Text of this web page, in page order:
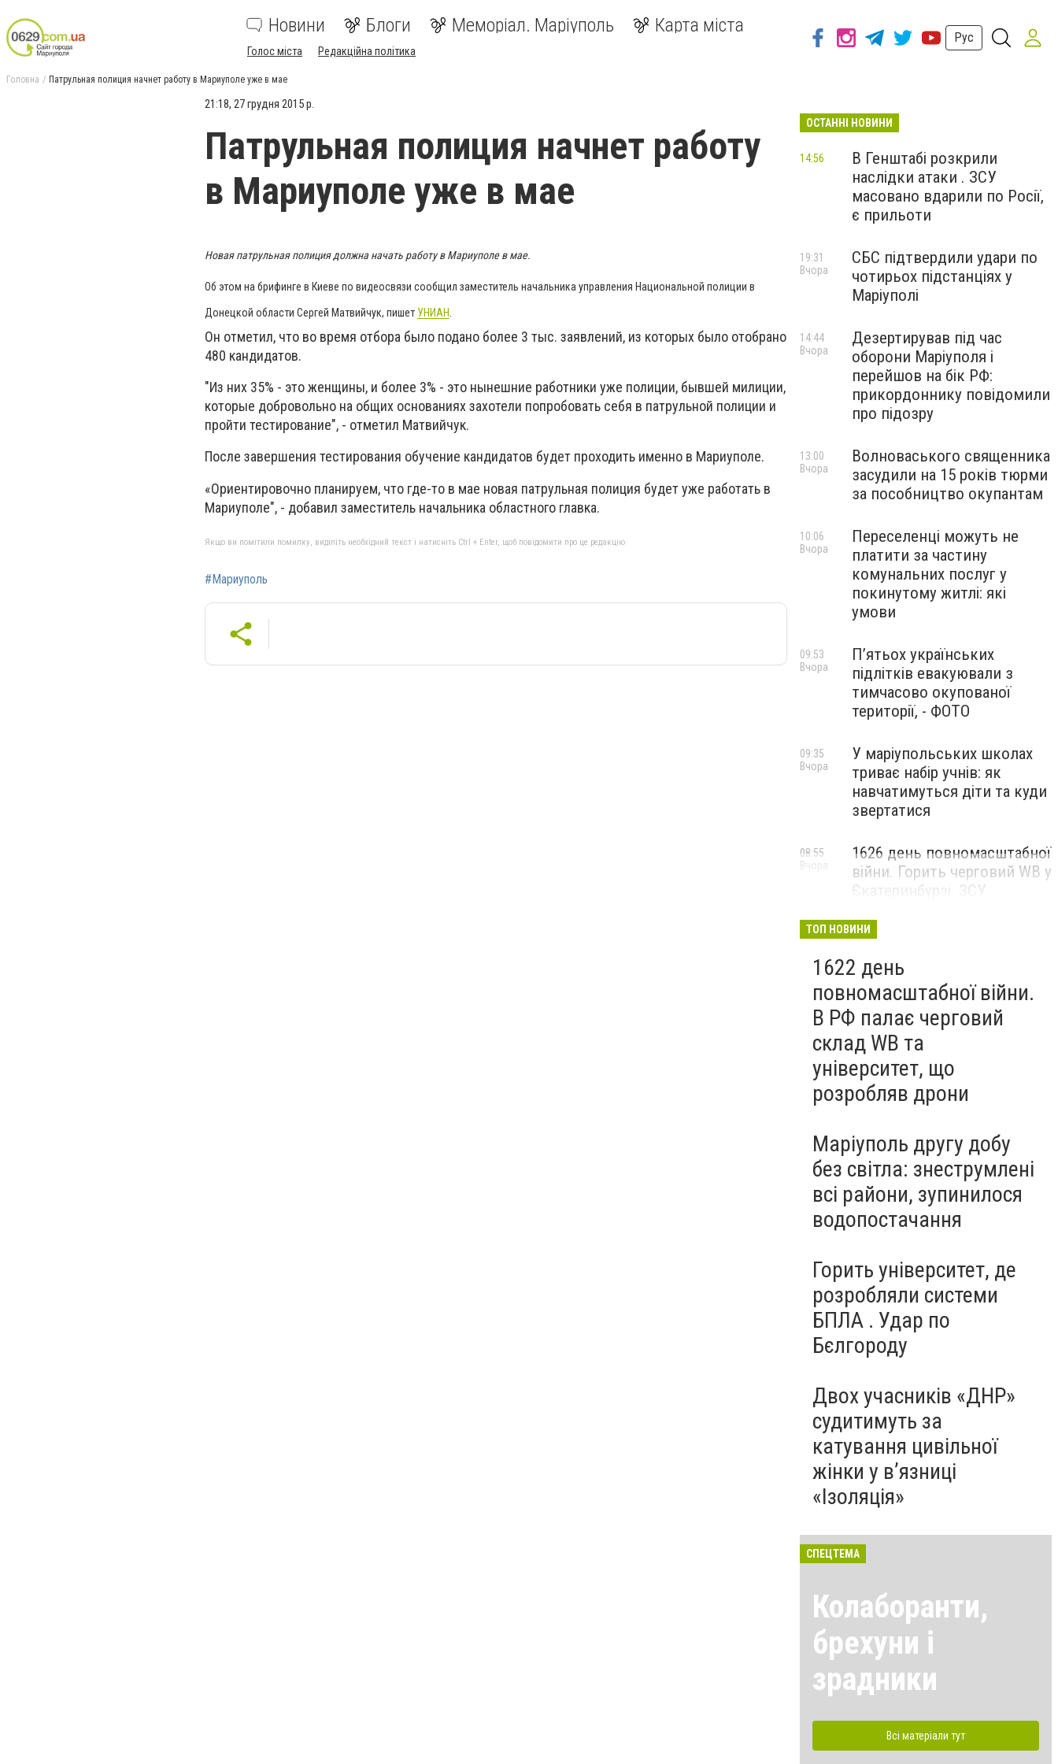
Новини Блоги Меморіал. Маріуполь Карта міста
Голос міста Редакційна політика
Рус
Головна Патрульная полиция начнет работу в Мариуполе уже в мае
21:18, 27 грудня 2015 р.
Патрульная полиция начнет работу
в Мариуполе уже в мае
Новая патрульная полиция должна начать работу в Мариуполе в мае.
Об этом на брифинге в Киеве по видеосвязи сообщил заместитель начальника управления Национальной полиции в
Донецкой области Сергей Матвийчук, пишет УНИАН
Он отметил, что во время отбора было подано более 3 тыс. заявлений, из которых было отобрано
480 кандидатов.
"Из них 35% - это женщины, и более 3% - это нынешние работники уже полиции, бывшей милиции,
которые добровольно на общих основаниях захотели попробовать себя в патрульной полиции и
пройти тестирование", - отметил Матвийчук.
После завершения тестирования обучение кандидатов будет проходить именно в Мариуполе.
«Ориентировочно планируем, что где-то в мае новая патрульная полиция будет уже работать в
Мариуполе", - добавил заместитель начальника областного главка.
Якщо ви помітили помилку, виділіть необхідний текст і натисніть Ctrl + Enter, щоб повідомити про це редакцію
#Мариуполь
ОСТАННІ НОВИНИ
В Генштабі розкрили
наслідки атаки . ЗСУ
масовано вдарили по Росії,
є прильоти
14:56
СБС підтвердили удари по
чотирьох підстанціях у
Маріуполі
19:31
Вчора
Дезертирував під час
оборони Маріуполя і
перейшов на бік РФ:
прикордоннику повідомили
про підозру
14:44
Вчора
Волноваського священника
засудили на 15 років тюрми
за пособництво окупантам
13:00
Вчора
Переселенці можуть не
платити за частину
комунальних послуг у
покинутому житлі: які
умови
10:06
Вчора
П’ятьох українських
підлітків евакуювали з
тимчасово окупованої
території, - ФОТО
09:53
Вчора
У маріупольських школах
триває набір учнів: як
навчатимуться діти та куди
звертатися
09:35
Вчора
1626 день повномасштабної
війни. Горить черговий WB у
Єкатеринбурзі. ЗСУ
Маріуполі
08:55
Вчора
ТОП НОВИНИ
1622 день
повномасштабної війни.
В РФ палає черговий
склад WB та
університет, що
розробляв дрони
Маріуполь другу добу
без світла: знеструмлені
всі райони, зупинилося
водопостачання
Горить університет, де
розробляли системи
БПЛА . Удар по
Бєлгороду
Двох учасників «ДНР»
судитимуть за
катування цивільної
жінки у в’язниці
«Ізоляція»
СПЕЦТЕМА
Колаборанти,
брехуни і
зрадники
Всі матеріали тут